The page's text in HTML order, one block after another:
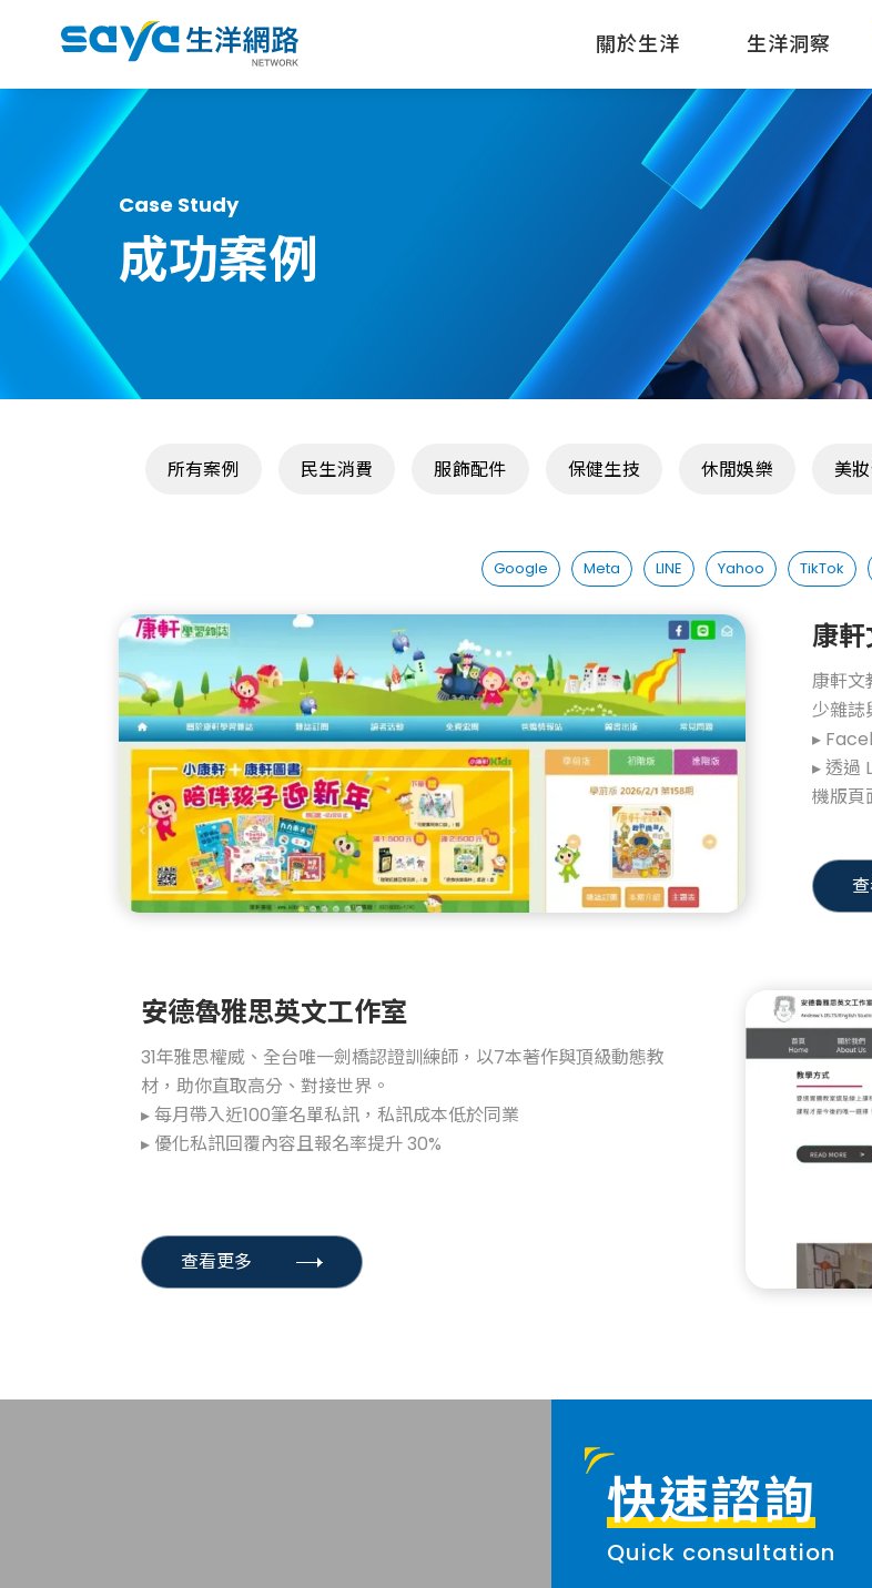
關於生洋 生洋洞察
Case Study
成功案例
所有案例 民生消費 服飾配件 保健生技 休閒娛樂 美
Google Meta LINE Yahoo TikTok
康
康軒文
少雜誌
▸
▸ 透過
機版頁
安德魯雅思英文工作室
31年雅思權威、全台唯一劍橋認證訓練師，以7本著作與頂級動態教
材，助你直取高分、對接世界。
▸ 每月帶入近100筆名單私訊，私訊成本低於同業
▸ 優化私訊回覆內容且報名率提升 30%
查看更多
快速諮詢
Quick consultation